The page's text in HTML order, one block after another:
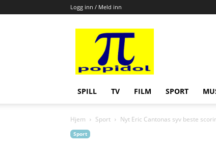
Logg inn / Meld inn
SPILL TV FILM SPORT
Hjem Sport Nyt Eric Cantonas syv beste
Sport